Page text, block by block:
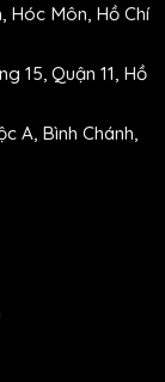
Hóc Môn, Hồ Chí
15, Quận 11, Hồ
A, Bình Chánh,